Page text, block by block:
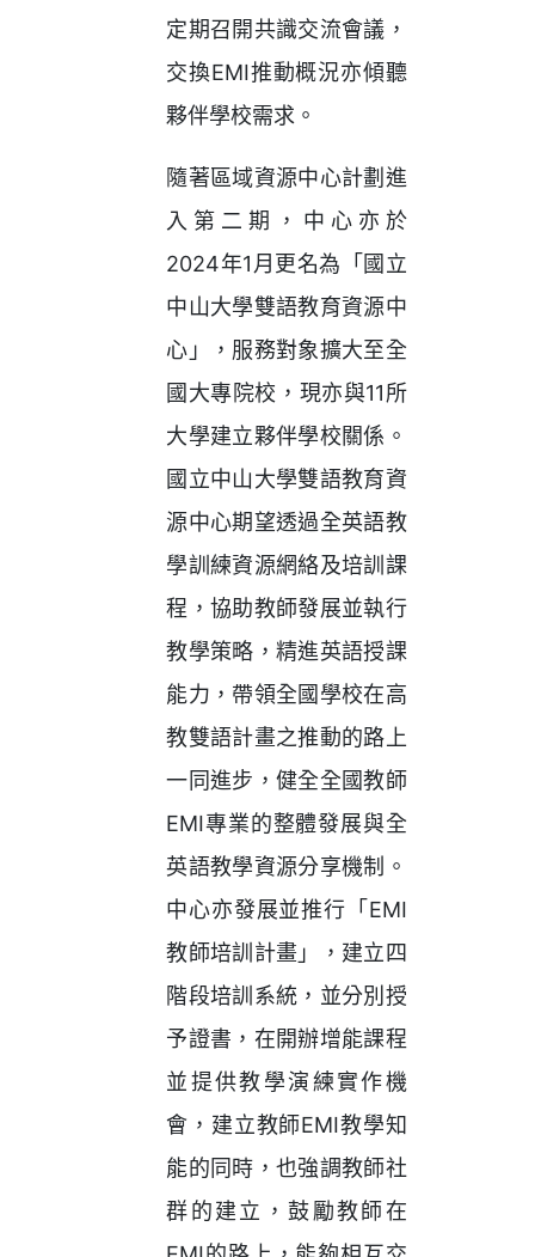
定期召開共識交流會議，
交換EMI推動概況亦傾聽
夥伴學校需求。
隨著區域資源中心計劃進
入第二期，中心亦於
2024年1月更名為「國立
中山大學雙語教育資源中
心」，服務對象擴大至全
國大專院校，現亦與11所
大學建立夥伴學校關係。
國立中山大學雙語教育資
源中心期望透過全英語教
學訓練資源網絡及培訓課
程，協助教師發展並執行
教學策略，精進英語授課
能力，帶領全國學校在高
教雙語計畫之推動的路上
一同進步，健全全國教師
EMI專業的整體發展與全
英語教學資源分享機制。
中心亦發展並推行「EMI
教師培訓計畫」，建立四
階段培訓系統，並分別授
予證書，在開辦增能課程
並提供教學演練實作機
會，建立教師EMI教學知
能的同時，也強調教師社
群的建立，鼓勵教師在